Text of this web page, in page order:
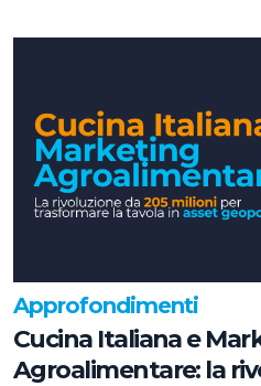
Approfondimenti
Cucina Italiana e
Agroalimentare: la